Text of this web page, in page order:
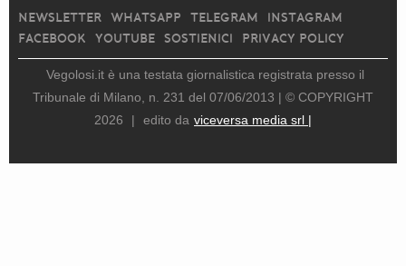
NEWSLETTER WHATSAPP TELEGRAM
INSTAGRAM
FACEBOOK
YOUTUBE SOSTIENICI PRIVACY POLICY
Vegolosi.it è una testata giornalistica registrata presso il
Tribunale di Milano, n. 231 del 07/06/2013 | © COPYRIGHT
2026
| edito da viceversa media srl |